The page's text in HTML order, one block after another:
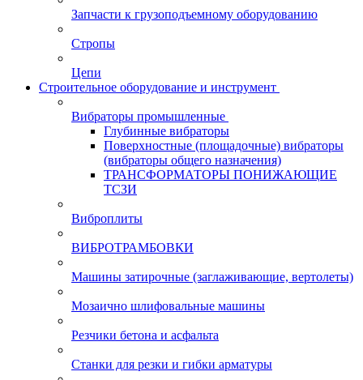
Запчасти к грузоподъемному оборудованию
Стропы
Цепи
Строительное оборудование и инструмент
Вибраторы промышленные
Глубинные вибраторы
Поверхностные (площадочные) вибраторы
(вибраторы общего назначения)
ТРАНСФОРМАТОРЫ ПОНИЖАЮЩИЕ
ТСЗИ
Виброплиты
ВИБРОТРАМБОВКИ
Машины затирочные (заглаживающие, вертолеты)
Мозаично шлифовальные машины
Резчики бетона и асфальта
Станки для резки и гибки арматуры